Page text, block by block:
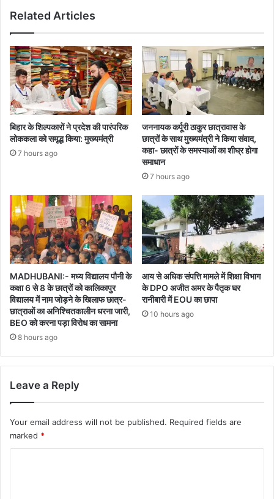
Related Articles
बिहार के शिल्पकारों ने प्रदेश की पारंपरिक
लोककला को समृद्ध किया: मुख्यमंत्री
7 hours ago
जननायक कर्पूरी ठाकुर छात्रावास के
छात्रों के साथ मुख्यमंत्री ने किया संवाद,
कहा- छात्रों के समस्याओं का शीघ्र होगा
समाधान
7 hours ago
MADHUBANI:- मध्य विद्यालय पौनी के
कक्षा 6 से 8 के छात्रों को कालिकापुर
विद्यालय में नाम जोड़ने के खिलाफ छात्र-
छात्राओं का अनिश्चितकालीन धरना जारी,
BEO को करना पड़ा विरोध का सामना
8 hours ago
आय से अधिक संपत्ति मामले में शिक्षा विभाग
के DPO अजीत अमर के पैतृक घर
रानीबारी में EOU का छापा
10 hours ago
Leave a Reply
Your email address will not be published. Required fields are
marked *